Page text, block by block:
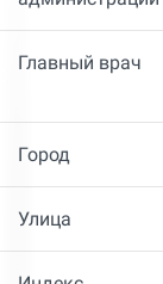
Главный врач
Город
Улица